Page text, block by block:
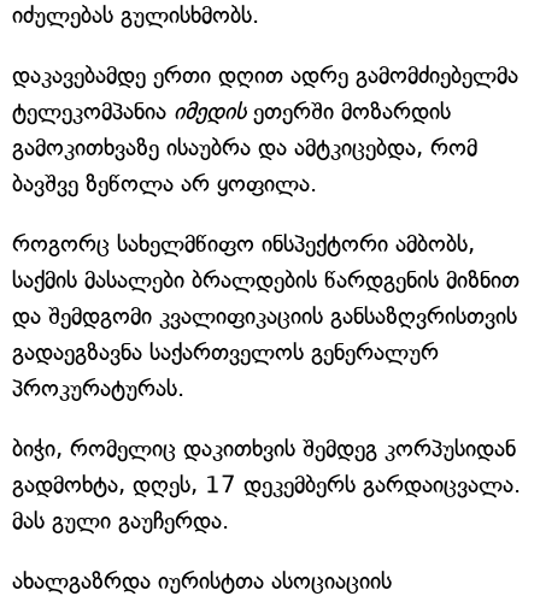
იძულებას გულისხმობს.
დაკავებამდე ერთი დღით ადრე გამომძიებელმა
ტელეკომპანია იმედის ეთერში მოზარდის
გამოკითხვაზე ისაუბრა და ამტკიცებდა, რომ
ბავშვე ზეწოლა არ ყოფილა.
როგორც სახელმწიფო ინსპექტორი ამბობს,
საქმის მასალები ბრალდების წარდგენის მიზნით
და შემდგომი კვალიფიკაციის განსაზღვრისთვის
გადაეგზავნა საქართველოს გენერალურ
პროკურატურას.
ბიჭი, რომელიც დაკითხვის შემდეგ კორპუსიდან
გადმოხტა, დღეს, 17 დეკემბერს გარდაიცვალა.
მას გული გაუჩერდა.
ახალგაზრდა იურისტთა ასოციაციის